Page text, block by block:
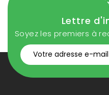
Lettre
Soyez les premiers à